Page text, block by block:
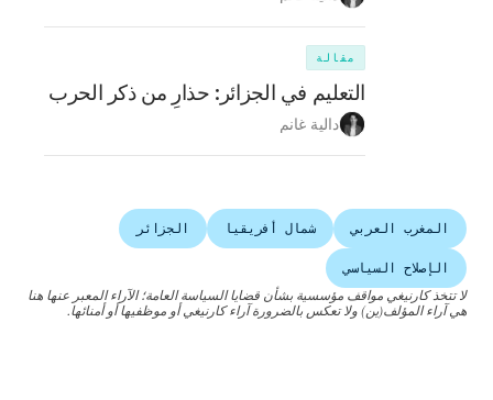
مقالة
التعليم في الجزائر: حذارِ من ذكر الحرب
دالية غانم
المغرب العربي شمال أفريقيا الجزائر
الإصلاح السياسي
لا تتخذ كارنيغي مواقف مؤسسية بشأن قضايا السياسة العامة؛ الآراء المعبر عنها هنا
هي آراء المؤلف(ين) ولا تعكس بالضرورة آراء كارنيغي أو موظفيها أو أمنائها.